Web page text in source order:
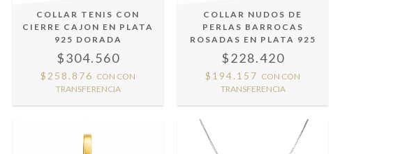
COLLAR TENIS CON
CIERRE CAJON EN PLATA
925 DORADA
$304.560
$258.876 CON CON
TRANSFERENCIA
COLLAR NUDOS DE
PERLAS BARROCAS
ROSADAS EN PLATA 925
$228.420
$194.157 CON CON
TRANSFERENCIA